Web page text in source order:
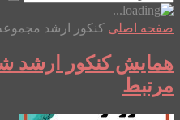
صفحه اصلی کنکور ارشد
همایش کنکور ارشد
مرتبط